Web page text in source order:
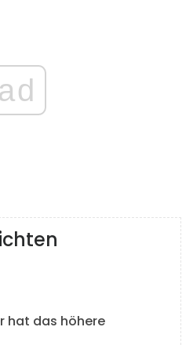
ad
hat das höhere